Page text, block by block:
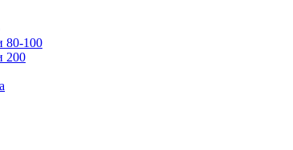
80-100
200